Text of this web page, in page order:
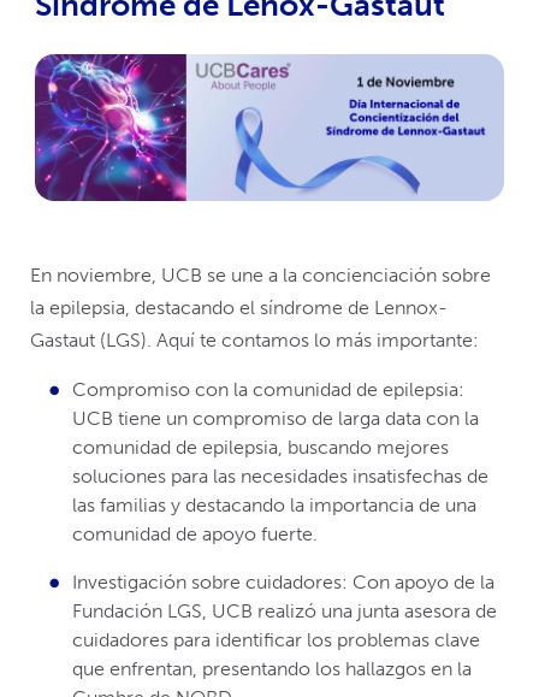
En noviembre, UCB se une a la concienciación sobre
la epilepsia, destacando el síndrome de Lennox-
Gastaut (LGS). Aquí te contamos lo más importante:
Compromiso con la comunidad de epilepsia:
UCB tiene un compromiso de larga data con la
comunidad de epilepsia, buscando mejores
soluciones para las necesidades insatisfechas de
las familias y destacando la importancia de una
comunidad de apoyo fuerte.
Investigación sobre cuidadores: Con apoyo de la
Fundación LGS, UCB realizó una junta asesora de
cuidadores para identificar los problemas clave
que enfrentan, presentando los hallazgos en la